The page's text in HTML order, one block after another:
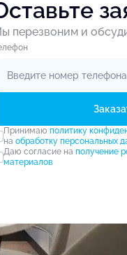
перезвоним и
Принимаю политику
на обработку персональных
Даю согласие на получение
материалов